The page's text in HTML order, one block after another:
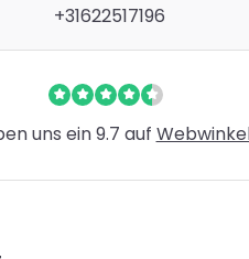
+31622517196
uns ein 9.7 auf